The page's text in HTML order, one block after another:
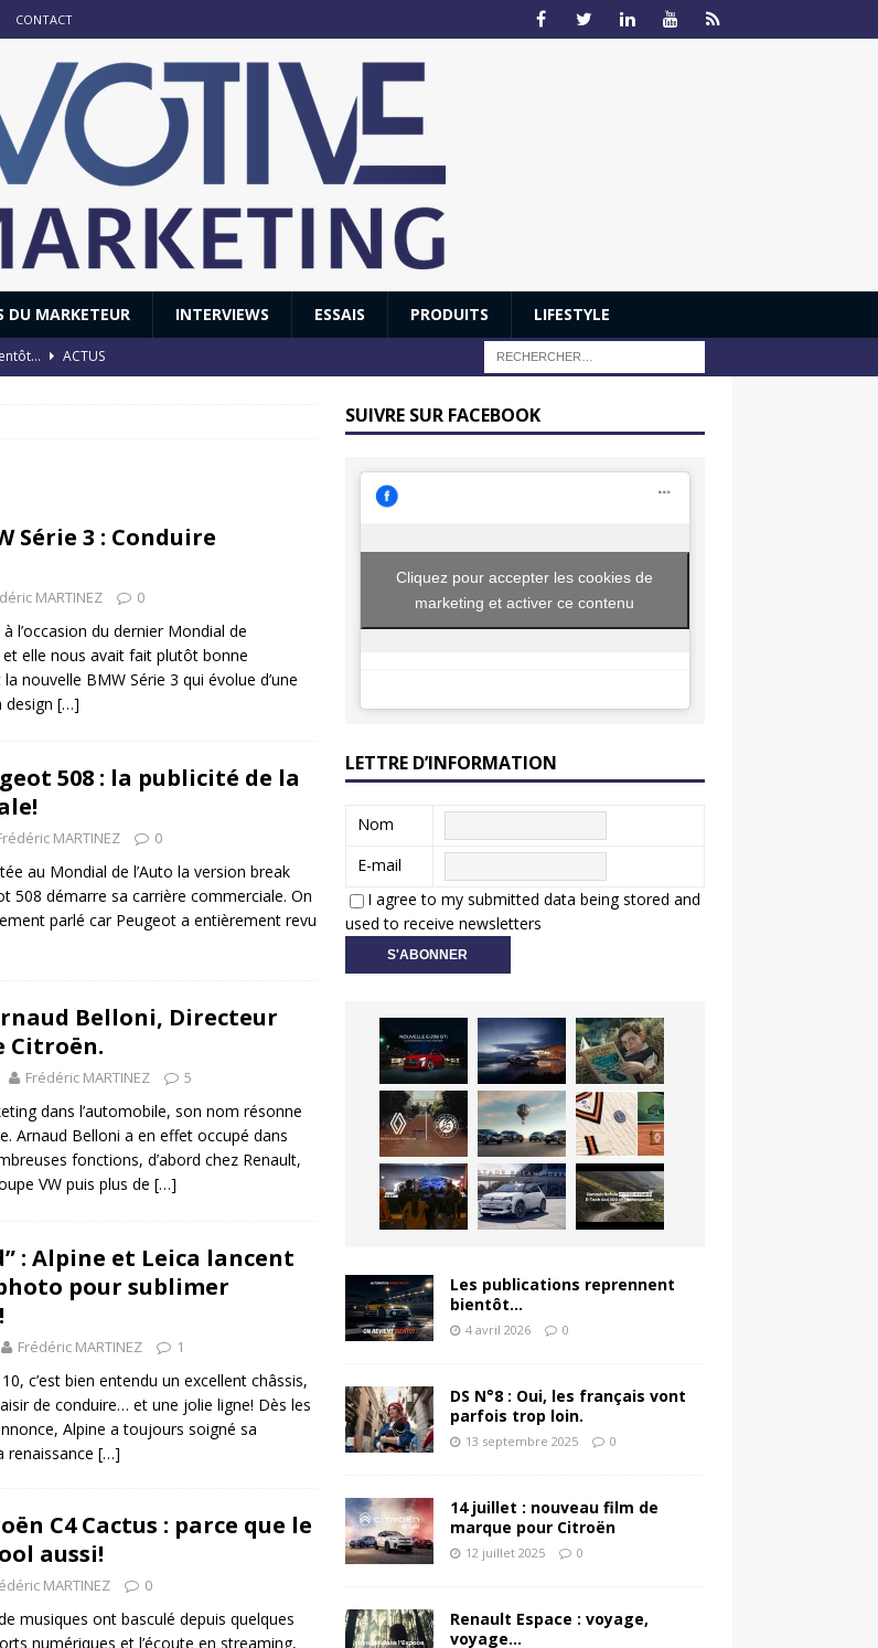
CONTACT
DU MARKETEUR INTERVIEWS ESSAIS PRODUITS LIFESTYLE
ACTUS
spot publicitaire… confiné! ACTUS
Série 3 : Conduire
MARTINEZ 0
l’occasion du dernier Mondial de
et elle nous avait fait plutôt bonne
la nouvelle BMW Série 3 qui évolue d’une
design […]
508 : la publicité de la
MARTINEZ 0
au Mondial de l’Auto la version break
508 démarre sa carrière commerciale. On
parlé car Peugeot a entièrement revu
Belloni, Directeur
Citroën.
Frédéric MARTINEZ 5
dans l’automobile, son nom résonne
Arnaud Belloni a en effet occupé dans
fonctions, d’abord chez Renault,
VW puis plus de […]
: Alpine et Leica lancent
pour sublimer
Frédéric MARTINEZ 1
c’est bien entendu un excellent châssis,
de conduire… et une jolie ligne! Dès les
Alpine a toujours soigné sa
renaissance […]
C4 Cactus : parce que le
aussi!
MARTINEZ 0
musiques ont basculé depuis quelques
numériques et l’écoute en streaming,
SUIVRE SUR FACEBOOK
Cliquez pour accepter les cookies de
marketing et activer ce contenu
LETTRE D’INFORMATION
Nom
E-mail
I agree to my submitted data being stored and
used to receive newsletters
Les publications reprennent
bientôt…
4 avril 2026 0
DS N°8 : Oui, les français vont
parfois trop loin.
13 septembre 2025 0
14 juillet : nouveau film de
marque pour Citroën
12 juillet 2025 0
Renault Espace : voyage,
voyage…